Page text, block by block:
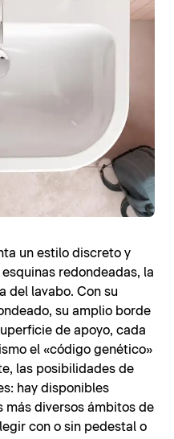
un estilo discreto y
redondeadas, la
del lavabo. Con su
su amplio borde
de apoyo, cada
el «código genético»
las posibilidades de
hay disponibles
más diversos ámbitos de
con o sin pedestal o